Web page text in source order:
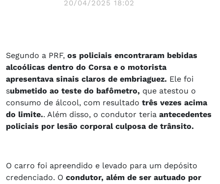
20/04/2025 18:02
Segundo a PRF, os policiais encontraram bebidas
alcoólicas dentro do Corsa e o motorista
apresentava sinais claros de embriaguez. Ele foi
submetido ao teste do bafômetro, que atestou o
consumo de álcool, com resultado três vezes acima
do limite.. Além disso, o condutor teria antecedentes
policiais por lesão corporal culposa de trânsito.
O carro foi apreendido e levado para um depósito
credenciado. O condutor, além de ser autuado por